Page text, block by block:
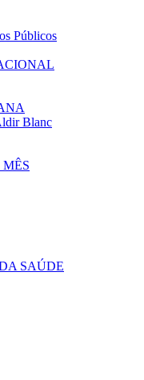
Públicos
Blanc
SAÚDE